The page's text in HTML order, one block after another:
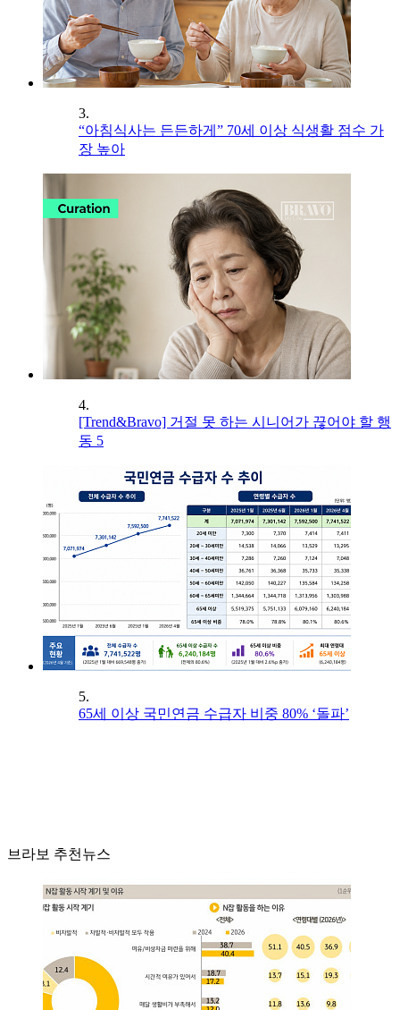
3.
“아침식사는 든든하게” 70세 이상 식생활 점수 가
장 높아
4.
[Trend&Bravo] 거절 못 하는 시니어가 끊어야 할 행
동 5
5.
65세 이상 국민연금 수급자 비중 80% ‘돌파’
브라보 추천뉴스